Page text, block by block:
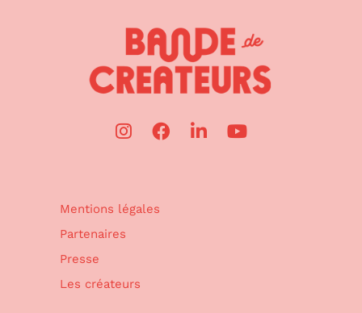
Mentions légales
Partenaires
Presse
Les créateurs